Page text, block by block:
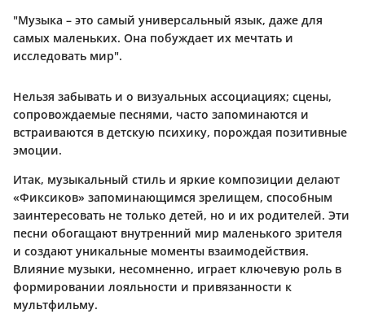
"Музыка – это самый универсальный язык, даже для
самых маленьких. Она побуждает их мечтать и
исследовать мир".
Нельзя забывать и о визуальных ассоциациях; сцены,
сопровождаемые песнями, часто запоминаются и
встраиваются в детскую психику, порождая позитивные
эмоции.
Итак, музыкальный стиль и яркие композиции делают
«Фиксиков» запоминающимся зрелищем, способным
заинтересовать не только детей, но и их родителей. Эти
песни обогащают внутренний мир маленького зрителя
и создают уникальные моменты взаимодействия.
Влияние музыки, несомненно, играет ключевую роль в
формировании лояльности и привязанности к
мультфильму.